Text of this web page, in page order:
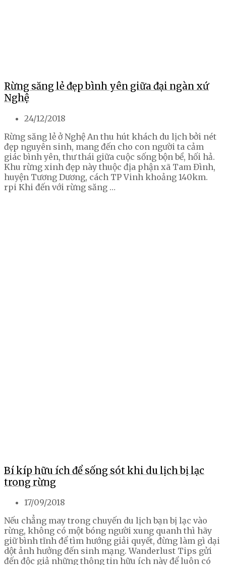
Rừng săng lẻ đẹp bình yên giữa đại ngàn xứ
Nghệ
24/12/2018
Rừng săng lẻ ở Nghệ An thu hút khách du lịch bởi nét
đẹp nguyên sinh, mang đến cho con người ta cảm
giác bình yên, thư thái giữa cuộc sống bộn bề, hối hả.
Khu rừng xinh đẹp này thuộc địa phận xã Tam Đình,
huyện Tương Dương, cách TP Vinh khoảng 140km.
rpi Khi đến với rừng săng …
Bí kíp hữu ích để sống sót khi du lịch bị lạc
trong rừng
17/09/2018
Nếu chẳng may trong chuyến du lịch bạn bị lạc vào
rừng, không có một bóng người xung quanh thì hãy
giữ bình tĩnh để tìm hướng giải quyết, đừng làm gì dại
dột ảnh hưởng đến sinh mạng. Wanderlust Tips gửi
đến độc giả những thông tin hữu ích này để luôn có